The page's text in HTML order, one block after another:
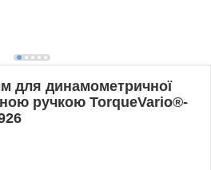
для динамометричної
ручкою TorqueVario®-